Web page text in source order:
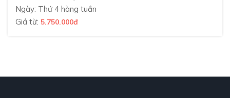
Ngày: Thứ 4 hàng tuần
Giá từ: 5.750.000đ